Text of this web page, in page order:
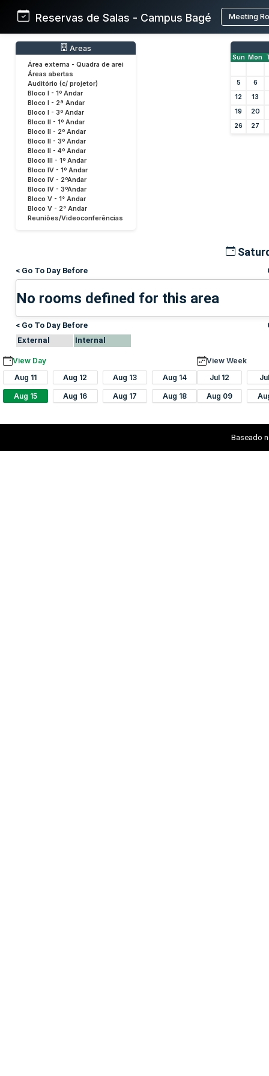
Reservas de Salas - Campus Bagé Meeting
Areas
Área externa - Quadra de arei
Áreas abertas
Auditório (c/ projetor)
Bloco I - 1º Andar
Bloco I - 2ª Andar
Bloco I - 3º Andar
Bloco II - 1º Andar
Bloco II - 2º Andar
Bloco II - 3º Andar
Bloco II - 4º Andar
Bloco III - 1º Andar
Bloco IV - 1º Andar
Bloco IV - 2ºAndar
Bloco IV - 3ºAndar
Bloco V - 1° Andar
Bloco V - 2° Andar
Reuniões/Videoconferências
Sun Mon
5
6
12
13
19
20
26
27
< Go To Day Before
No rooms defined for this area
< Go To Day Before
External
Internal
View Day
Aug 11
Aug 12 Aug 13 Aug 14
Aug 15 Aug 16 Aug 17 Aug 18
View Week
Jul 12
Aug 09
Baseado